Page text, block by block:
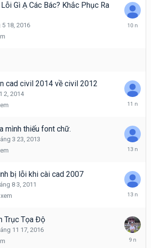
Gì Ạ Các Bác? Khắc Phục Ra
5 18, 2016
Tháng
cad civil 2014 về civil 2012
2, 2014
Tháng
2014
mình thiếu font chữ.
3 23, 2013
Tháng
2013
bị lỗi khi cài cad 2007
8 3, 2011
Tháng
2013
Trục Tọa Độ
11 17, 2016
Tháng